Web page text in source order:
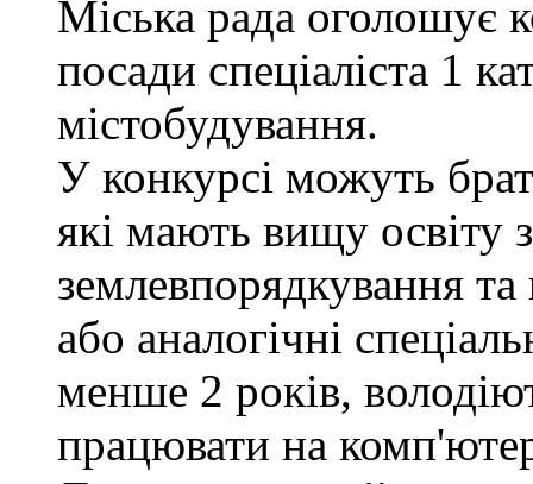
Міська рада оголошує
посади спеціаліста 1
містобудування.
У конкурсі можуть
які мають вищу освіту
землевпорядкування
або аналогічні
менше 2 років,
працювати на